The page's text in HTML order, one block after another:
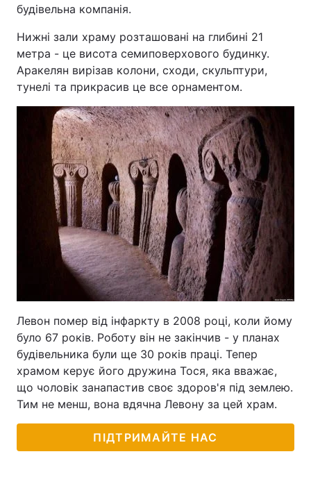
будівельна компанія.
Нижні зали храму розташовані на глибині 21
метра - це висота семиповерхового будинку.
Аракелян вирізав колони, сходи, скульптури,
тунелі та прикрасив це все орнаментом.
Левон помер від інфаркту в 2008 році, коли йому
було 67 років. Роботу він не закінчив - у планах
будівельника були ще 30 років праці. Тепер
храмом керує його дружина Тося, яка вважає,
що чоловік занапастив своє здоров'я під землею.
Тим не менш, вона вдячна Левону за цей храм.
ПІДТРИМАЙТЕ НАС